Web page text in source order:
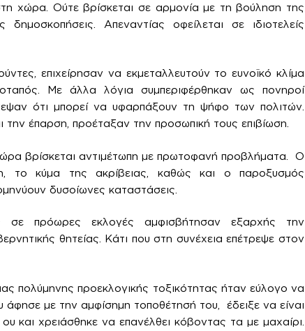
χώρα. Ούτε βρίσκεται σε αρμονία με τη βούληση της
Απεναντίας οφείλεται σε ιδιοτελείς
επιχείρησαν να εκμεταλλευτούν το ευνοϊκό κλίμα
Με άλλα λόγια συμπεριφέρθηκαν ως πονηροί
ότι μπορεί να υφαρπάξουν τη ψήφο των πολιτών.
την έπαρση, προέταξαν την προσωπική τους επιβίωση.
βρίσκεται αντιμέτωπη με πρωτοφανή προβλήματα. Ο
το κύμα της ακρίβειας, καθώς και ο παροξυσμός
δυσοίωνες καταστάσεις.
πρόωρες εκλογές αμφισβήτησαν εξαρχής την
θητείας. Κάτι που στη συνέχεια επέτρεψε στον
πολύμηνης προεκλογικής τοξικότητας ήταν εύλογο να
με την αμφίσημη τοποθέτησή του, έδειξε να είναι
και χρειάσθηκε να επανέλθει κόβοντας τα με μαχαίρι.